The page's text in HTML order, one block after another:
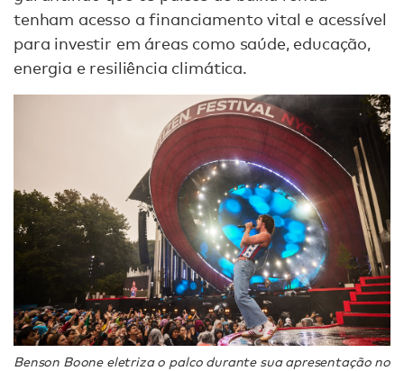
tenham acesso a financiamento vital e acessível
para investir em áreas como saúde, educação,
energia e resiliência climática.
Benson Boone eletriza o palco durante sua apresentação no